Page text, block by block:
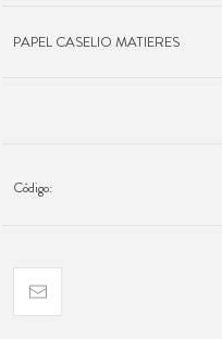
PAPEL CASELIO MATIERES
Código: